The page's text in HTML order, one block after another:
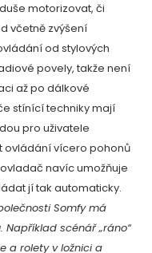
motorizovat, či
včetně zvýšení
od stylových
povely, takže není
až po dálkové
stínící techniky mají
pro uživatele
ovládání vícero pohonů
navíc umožňuje
jí tak automaticky.
Somfy má
Například scénář „ráno“
a rolety v ložnici a